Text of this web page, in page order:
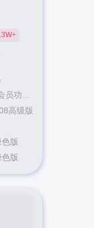
剧源码
高级版
版
版